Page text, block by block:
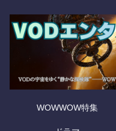
WOWWOW特集